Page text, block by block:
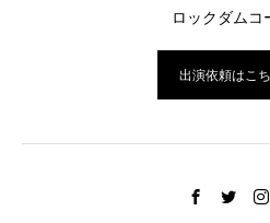
ロックダムコ
出演依頼はこ